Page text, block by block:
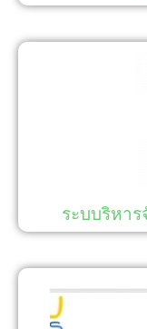
ระบบริหา